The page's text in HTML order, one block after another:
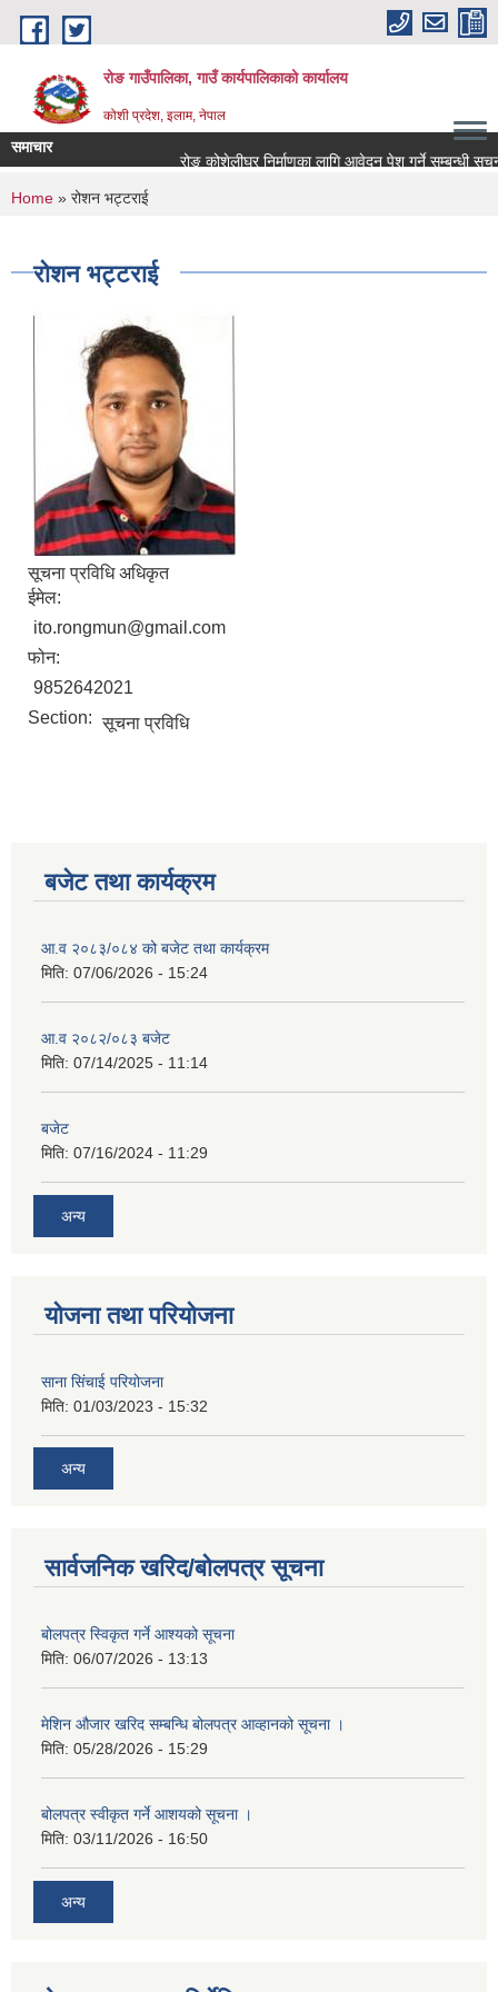
Skip to main content
रोङ गाउँपालिका, गाउँ कार्यपालिकाको कार्यालय
कोशी प्रदेश, इलाम, नेपाल
समाचार
रोङ कोशेलीघर निर्माणका लागि आवेदन पेश गर्ने सम्बन्धी सूचना.
You are here
Home » रोशन भट्टराई
रोशन भट्टराई
सूचना प्रविधि अधिकृत
ईमेल:
ito.rongmun@gmail.com
फोन:
9852642021
Section: सूचना प्रविधि
बजेट तथा कार्यक्रम
आ.व २०८३/०८४ को बजेट तथा कार्यक्रम
मिति: 07/06/2026 - 15:24
आ.व २०८२/०८३ बजेट
मिति: 07/14/2025 - 11:14
बजेट
मिति: 07/16/2024 - 11:29
अन्य
योजना तथा परियोजना
साना सिंचाई परियोजना
मिति: 01/03/2023 - 15:32
अन्य
सार्वजनिक खरिद/बोलपत्र सूचना
बोलपत्र स्विकृत गर्ने आश्यको सूचना
मिति: 06/07/2026 - 13:13
मेशिन औजार खरिद सम्बन्धि बोलपत्र आव्हानको सूचना ।
मिति: 05/28/2026 - 15:29
बोलपत्र स्वीकृत गर्ने आशयको सूचना ।
मिति: 03/11/2026 - 16:50
अन्य